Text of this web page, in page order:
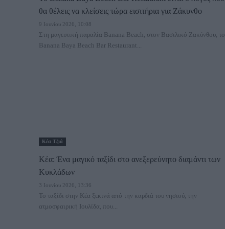
θα θέλεις να κλείσεις τώρα εισιτήρια για Ζάκυνθο
9 Ιουνίου 2026, 10:08
Στη μαγευτική παραλία Banana Beach, στον Βασιλικό Ζακύνθου, το
Banana Baya Beach Bar Restaurant...
Κέα Τζιά
Κέα: Ένα μαγικό ταξίδι στο ανεξερεύνητο διαμάντι των
Κυκλάδων
3 Ιουνίου 2026, 13:36
Το ταξίδι στην Κέα ξεκινά από την καρδιά του νησιού, την
ατμοσφαιρική Ιουλίδα, που...